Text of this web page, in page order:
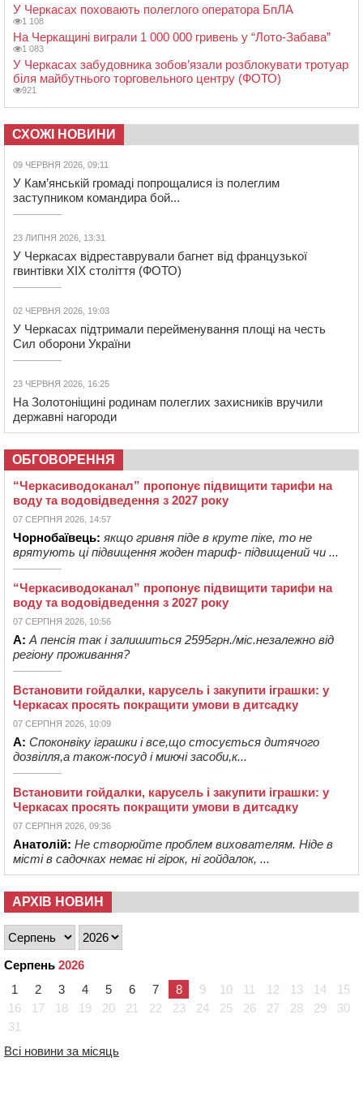
У Черкасах поховають полеглого оператора БпЛА
1 108
На Черкащині виграли 1 000 000 гривень у “Лото-Забава”
1 083
У Черкасах забудовника зобов’язали розблокувати тротуар
біля майбутнього торговельного центру (ФОТО)
921
СХОЖІ НОВИНИ
09 ЧЕРВНЯ 2026, 09:11
У Кам’янській громаді попрощалися із полеглим
заступником командира бой...
23 ЛИПНЯ 2026, 13:31
У Черкасах відреставрували багнет від французької
гвинтівки ХІХ століття (ФОТО)
02 ЧЕРВНЯ 2026, 19:03
У Черкасах підтримали перейменування площі на честь
Сил оборони України
23 ЧЕРВНЯ 2026, 16:25
На Золотоніщині родинам полеглих захисників вручили
державні нагороди
ОБГОВОРЕННЯ
“Черкасиводоканал” пропонує підвищити тарифи на
воду та водовідведення з 2027 року
07 СЕРПНЯ 2026, 14:57
Чорнобаївець: якщо гривня піде в круте піке, то не
врятують ці підвищення жоден тариф- підвищений чи ...
“Черкасиводоканал” пропонує підвищити тарифи на
воду та водовідведення з 2027 року
07 СЕРПНЯ 2026, 10:56
А: А пенсія так і залишиться 2595грн./міс.незалежно від
регіону проживання?
Встановити гойдалки, карусель і закупити іграшки: у
Черкасах просять покращити умови в дитсадку
07 СЕРПНЯ 2026, 10:09
А: Споконвіку іграшки і все,що стосується дитячого
дозвілля,а також-посуд і миючі засоби,к...
Встановити гойдалки, карусель і закупити іграшки: у
Черкасах просять покращити умови в дитсадку
07 СЕРПНЯ 2026, 09:36
Анатолій: Не створюйте проблем вихователям. Ніде в
місті в садочках немає ні гірок, ні гойдалок, ...
АРХІВ НОВИН
Серпень 2026
1
2 3 4 5 6 7 8 9 10 11 12 13 14
15
16
17 18 19 20 21 22 23 24 25 26 27 28 29
30
31
Всі новини за місяць